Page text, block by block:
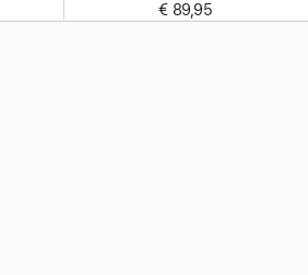
€ 89,95